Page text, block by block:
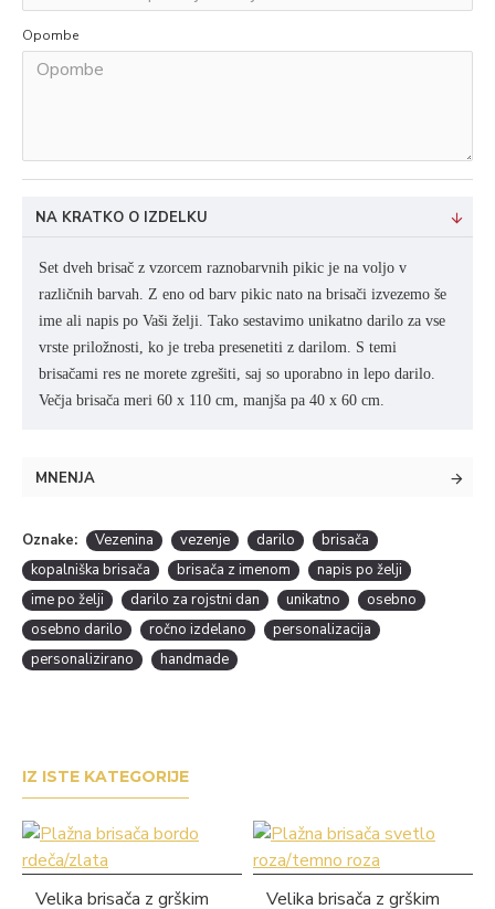
Opombe
NA KRATKO O IZDELKU
Set dveh brisač z vzorcem raznobarvnih pikic je na voljo v
različnih barvah. Z eno od barv pikic nato na brisači izvezemo še
ime ali napis po Vaši želji. Tako sestavimo unikatno darilo za vse
vrste priložnosti, ko je treba presenetiti z darilom. S temi
brisačami res ne morete zgrešiti, saj so uporabno in lepo darilo.
Večja brisača meri 60 x 110 cm, manjša pa 40 x 60 cm.
MNENJA
Oznake: Vezenina vezenje darilo
brisača
kopalniška brisača
brisača z imenom
napis po želji
ime po želji
darilo za rojstni dan unikatno
osebno
osebno darilo
ročno izdelano
personalizacija
personalizirano
handmade
IZ ISTE KATEGORIJE
Velika brisača z grškim
Velika brisača z grškim